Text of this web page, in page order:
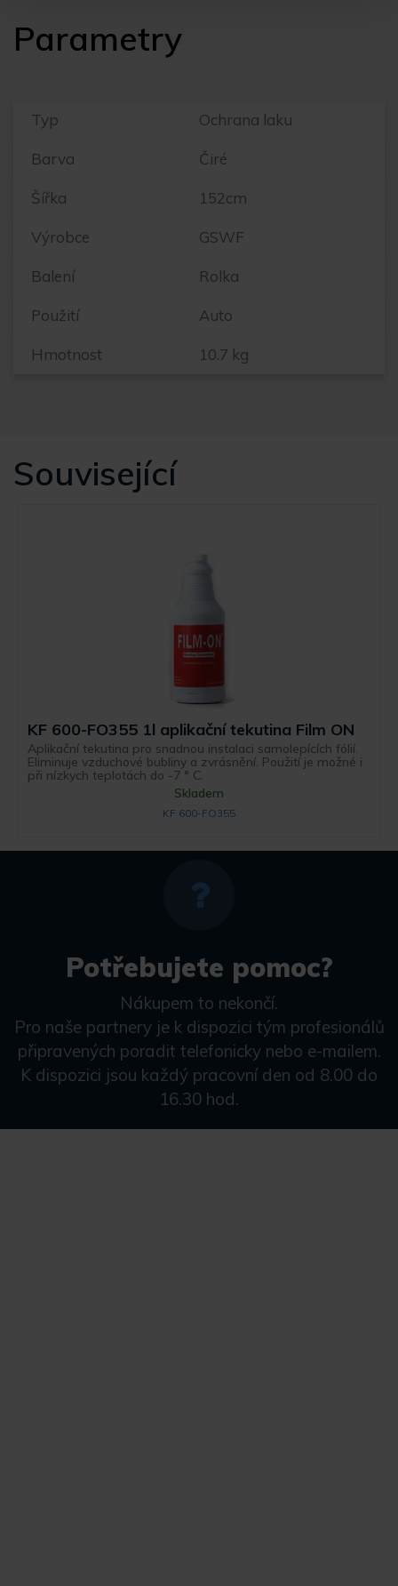
Parametry
Typ Ochrana laku
Barva Čiré
Šířka 152cm
Výrobce GSWF
Balení Rolka
Použití Auto
Hmotnost 10.7 kg
Související
KF 600-FO355 1l aplikační tekutina Film ON
Aplikační tekutina pro snadnou instalaci samolepících fólií.
Eliminuje vzduchové bubliny a zvrásnění. Použití je možné i
při nízkych teplotách do -7 ° C.
Skladem
KF 600-FO355
Potřebujete pomoc?
Nákupem to nekončí.
Pro naše partnery je k dispozici tým profesionálů
připravených poradit telefonicky nebo e-mailem.
K dispozici jsou každý pracovní den od 8.00 do
16.30 hod.